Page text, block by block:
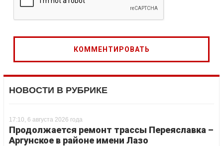
НОВОСТИ В РУБРИКЕ
17:10, 6 августа 2026 года
Продолжается ремонт трассы Переяславка –
Аргунское в районе имени Лазо